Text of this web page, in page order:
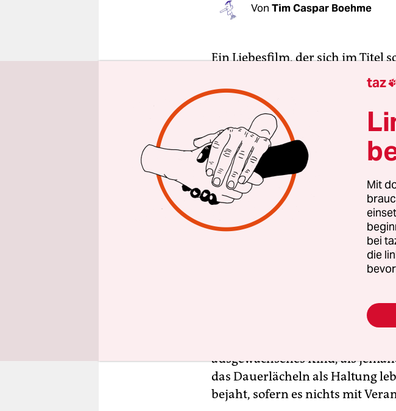
Von Tim Caspar Boehme
Ein Liebesfilm, der sich im Titel
von anmaßender
der Geschichte, die Emma Rosa
gemeinsamen Spielfilmdebüt
alltäglich von den – zum Teil
verstärkten – Höhen im Leben
glamourösen Momente hält die
eben als das, was sie im Zweifel
einiges, das eigentlich gar
allerdings seine ganz eigenen
nach.
Lenz, von seinem Umfeld gern
Drogen und dem Flanieren
ansonsten aber Fragen wie
ausgewachsenes Kind, als
das Dauerlächeln als Haltung
bejaht, sofern es nichts mit
taz 
Mit
bei
die